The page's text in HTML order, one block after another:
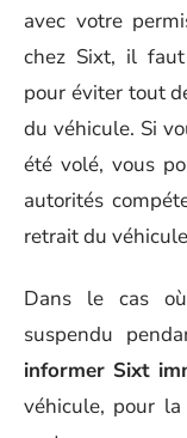
avec votre
chez Sixt, il
pour éviter tout
du véhicule. Si
été volé, vous
autorités
retrait du
Dans le cas
suspendu
informer Sixt
véhicule, pour